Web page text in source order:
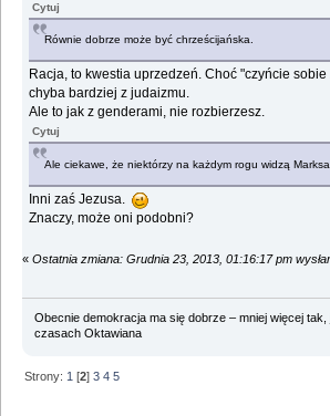
Cytuj
Równie dobrze może być chrześcijańska.
Racja, to kwestia uprzedzeń. Choć "czyńcie
chyba bardziej z judaizmu.
Ale to jak z genderami, nie rozbierzesz.
Cytuj
Ale ciekawe, że niektórzy na każdym rogu widzą
Inni zaś Jezusa.
Znaczy, może oni podobni?
« Ostatnia zmiana: Grudnia 23, 2013, 01:16:17 pm
Obecnie demokracja ma się dobrze – mniej więcej
czasach Oktawiana
Strony:1 [2]3 4 5